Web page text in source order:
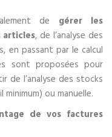
de gérer les
articles, de l’analyse des
en passant par le calcul
sont proposées pour
de l’analyse des stocks
ou manuelle.
de vos factures